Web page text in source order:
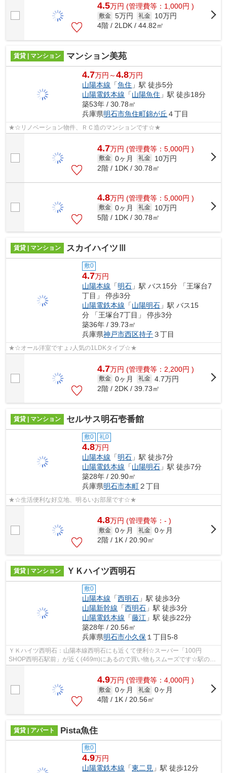
4.5万円 (管理費等：1,000円 )
敷金 5万円 礼金
10万円
4階 / 2LDK / 44.82㎡
賃貸 | マンション マンション美苑
4.7万円～4.8万円
山陽本線 「魚住 」駅 徒歩5分
山陽電鉄本線 「山陽魚住 」駅 徒歩18分
築53年 / 30.78㎡
兵庫県明石市魚住町錦が丘 ４丁目
★☆リノベーション物件、ＲＣ造のマンションです☆★
4.7万円 (管理費等：5,000円 )
敷金 0ヶ月 礼金
10万円
2階 / 1DK / 30.78㎡
4.8万円 (管理費等：5,000円 )
敷金 0ヶ月 礼金
10万円
5階 / 1DK / 30.78㎡
賃貸 | マンション スカイハイツⅢ
敷0
4.7万円
山陽本線 「明石 」駅 バス15分 「王塚台7
丁目」 停歩3分
山陽電鉄本線 「山陽明石 」駅 バス15
分 「王塚台7丁目」 停歩3分
築36年 / 39.73㎡
兵庫県神戸市西区持子３丁目
★☆オール洋室ですょ♪人気の1LDKタイプ☆★
4.7万円 (管理費等：2,200円 )
敷金 0ヶ月 礼金 4.7万円
2階 / 2DK / 39.73㎡
賃貸 | マンション セルサス明石壱番館
敷0 礼0
4.8万円
山陽本線 「明石 」駅 徒歩7分
山陽電鉄本線 「山陽明石 」駅 徒歩7分
築28年 / 20.90㎡
兵庫県明石市本町２丁目
★☆生活便利な好立地、明るいお部屋です☆★
4.8万円 (管理費等：- )
敷金 0ヶ月 礼金 0ヶ月
2階 / 1K / 20.90㎡
賃貸 | マンション ＹＫハイツ西明石
敷0
山陽本線 「西明石 」駅 徒歩3分
山陽新幹線 「西明石 」駅 徒歩3分
山陽電鉄本線 「藤江 」駅 徒歩22分
築28年 / 20.56㎡
兵庫県明石市小久保 １丁目5-8
ＹＫハイツ西明石：山陽本線西明石にも近くて便利☆スーパー「100円
SHOP西明石駅前」が近く(469m)にあるので買い物もスムーズです☆駅の至
近に立地する、徒歩3分の快適な環境にある物件...
4.9万円 (管理費等：4,000円 )
敷金 0ヶ月 礼金 0ヶ月
4階 / 1K / 20.56㎡
賃貸 | アパート Pista魚住
敷0
4.9万円
山陽電鉄本線 「東二見 」駅 徒歩12分